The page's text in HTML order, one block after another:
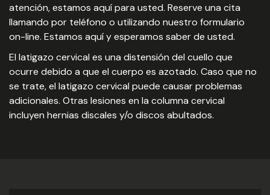
atención, estamos aquí para usted. Reserve una cita
llamando por teléfono o utilizando nuestro formulario
on-line. Estamos aquí y esperamos saber de usted.
El latigazo cervical es una distensión del cuello que
ocurre debido a que el cuerpo es azotado. Caso que no
se trate, el latigazo cervical puede causar problemas
adicionales. Otras lesiones en la columna cervical
incluyen hernias discales y/o discos abultados.